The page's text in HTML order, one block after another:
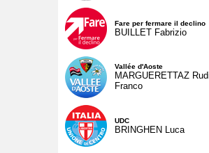
Fare per fermare il declino
BUILLET Fabrizio
Vallée d'Aoste
MARGUERETTAZ
Franco
UDC
BRINGHEN Luca